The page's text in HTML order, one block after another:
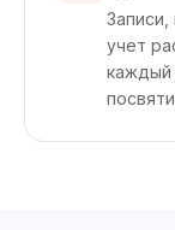
учет
каждый